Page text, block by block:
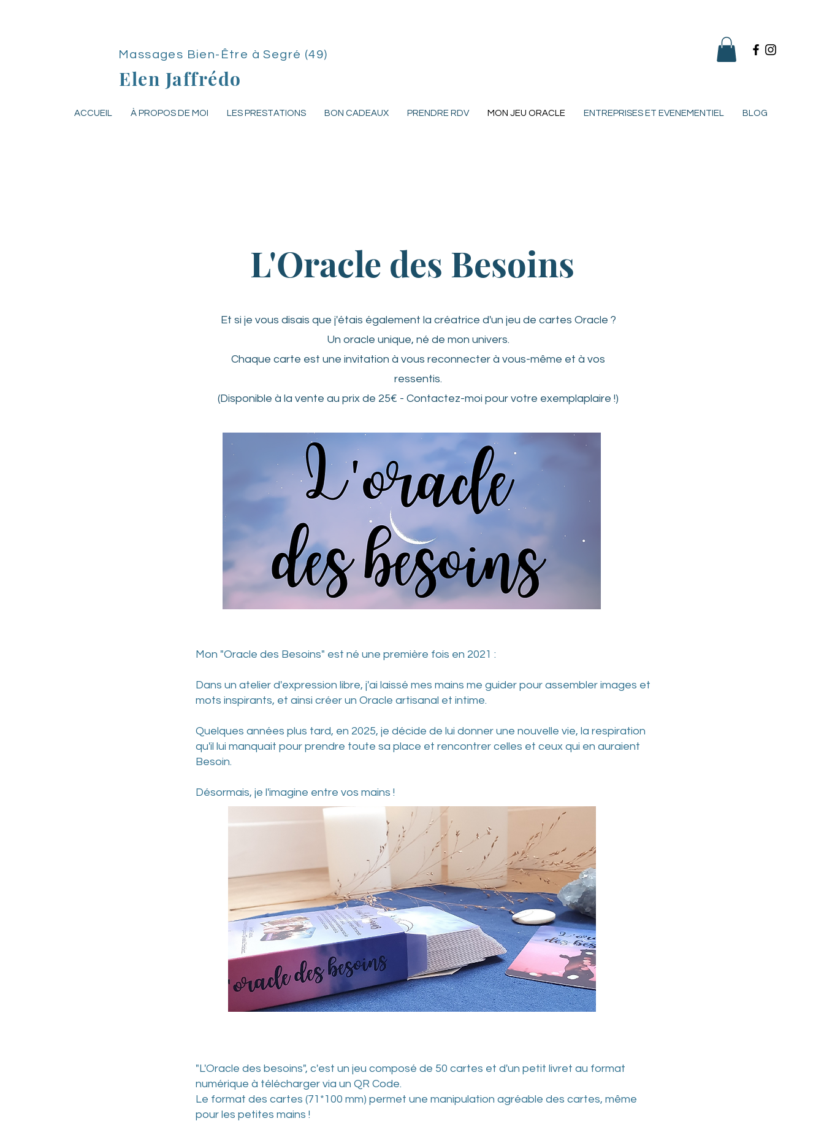
Massages Bien-Être à Segré (49)
Elen Jaffrédo
ACCUEIL À PROPOS DE MOI LES PRESTATIONS BON CADEAUX PRENDRE RDV MON JEU ORACLE ENTREPRISES ET EVENEMENTIEL BLOG
L'Oracle des Besoins
Et si je vous disais que j'étais également la créatrice d'un jeu de cartes Oracle ?
Un oracle unique, né de mon univers.
Chaque carte est une invitation à vous reconnecter à vous-même et à vos
ressentis.
(Disponible à la vente au prix de 25€ - Contactez-moi pour votre exemplaplaire !)
Mon "Oracle des Besoins" est né une première fois en 2021 :
Dans un atelier d'expression libre, j'ai laissé mes mains me guider pour assembler images et
mots inspirants, et ainsi créer un Oracle artisanal et intime.
Quelques années plus tard, en 2025, je décide de lui donner une nouvelle vie, la respiration
qu'il lui manquait pour prendre toute sa place et rencontrer celles et ceux qui en auraient
Besoin.
Désormais, je l'imagine entre vos mains !
"L'Oracle des besoins", c'est un jeu composé de 50 cartes et d'un petit livret au format
numérique à télécharger via un QR Code.
Le format des cartes (71*100 mm) permet une manipulation agréable des cartes, même
pour les petites mains !